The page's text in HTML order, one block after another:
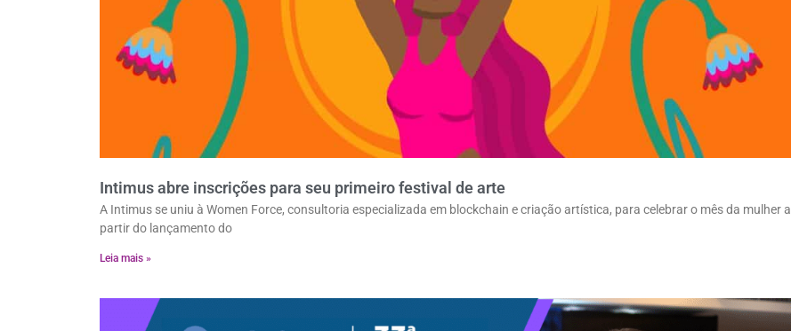
Intimus abre inscrições para seu primeiro festival de arte
A Intimus se uniu à Women Force, consultoria especializada em blockchain e criação artística, para celebrar o mês da mulher a
partir do lançamento do
Leia mais »